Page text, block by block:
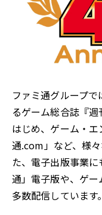
ファミ通グループ
るゲーム総合誌『
はじめ、ゲーム・
通.com」など、様
た、電子出版事業
通」電子版や、ゲ
多数配信しています。